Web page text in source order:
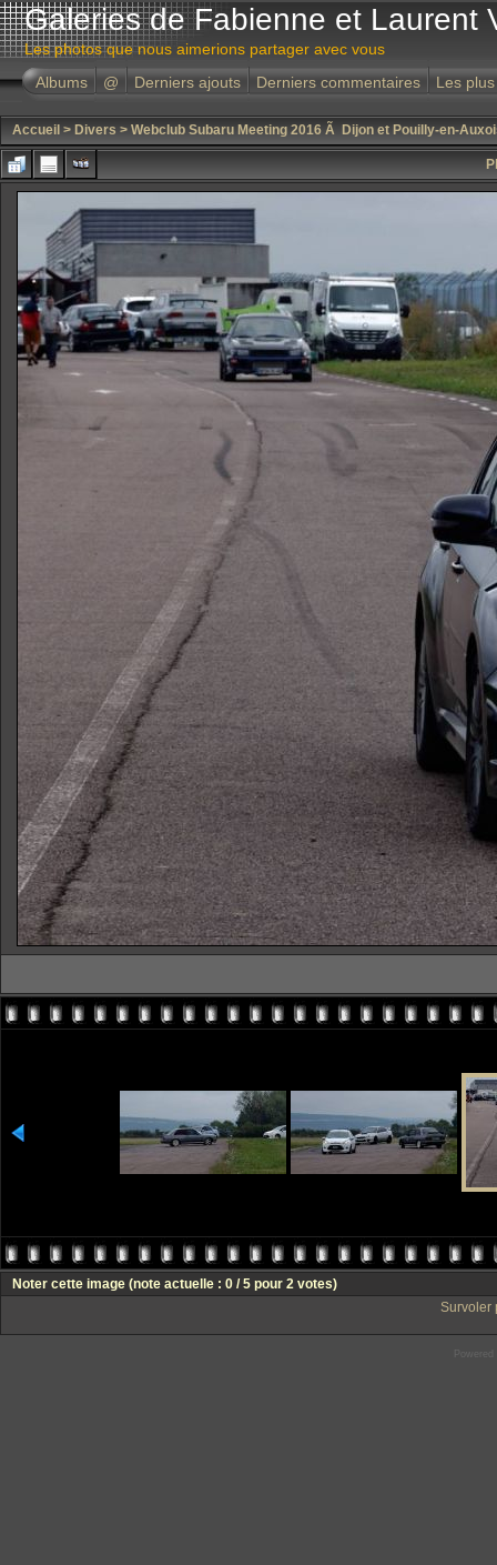
Galeries de Fabienne et Laurent
Les photos que nous aimerions partager avec vous
Albums
@ Derniers ajouts Derniers commentaires Les
Accueil > Divers > Webclub Subaru Meeting 2016 Ã Dijon et Pouilly-en-
Noter cette image (note actuelle : 0 / 5 pour 2 votes)
Survoler